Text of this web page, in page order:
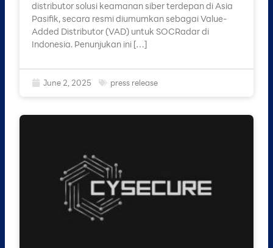
distributor solusi keamanan siber terdepan di Asia
Pasifik, secara resmi diumumkan sebagai Value-
Added Distributor (VAD) untuk SOCRadar di
Indonesia. Penunjukan ini […]
June 2, 2025 press release